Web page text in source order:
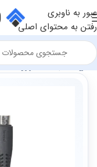
عبور به ناوبری
رفتن به محتوای اصلی
فروشگاه سخت افزار و قطعات